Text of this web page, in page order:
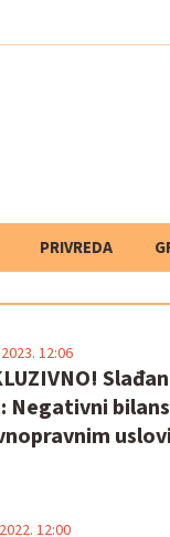
PRIVREDA
Negativni
12:06
12:00